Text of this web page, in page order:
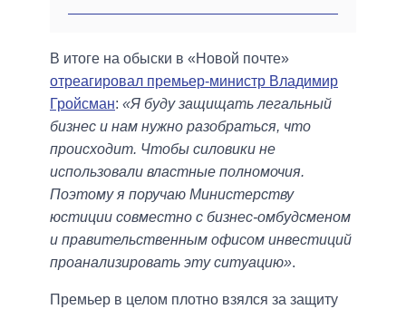
В итоге на обыски в «Новой почте»
отреагировал премьер-министр Владимир
Гройсман: «Я буду защищать легальный
бизнес и нам нужно разобраться, что
происходит. Чтобы силовики не
использовали властные полномочия.
Поэтому я поручаю Министерству
юстиции совместно с бизнес-омбудсменом
и правительственным офисом инвестиций
проанализировать эту ситуацию».
Премьер в целом плотно взялся за защиту